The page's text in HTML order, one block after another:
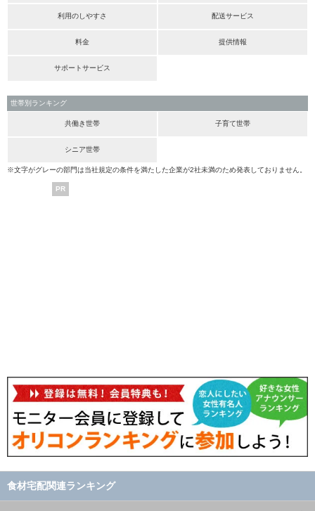
利用のしやすさ 配送サービス
料金 提供情報
サポートサービス
世帯別ランキング
共働き世帯 子育て世帯
シニア世帯
※文字がグレーの部門は当社規定の条件を満たした企業が2社未満のため発表しておりません。
PR
食材宅配関連ランキング